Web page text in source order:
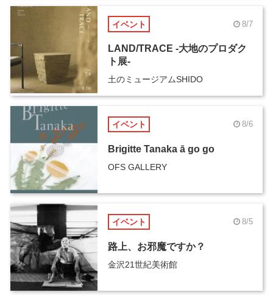
イベント 8/7
LAND/TRACE -大地のプロダク
ト展-
土のミュージアムSHIDO
イベント 8/6
Brigitte Tanaka ā go go
OFS GALLERY
イベント 8/5
路上、お邪魔ですか？
金沢21世紀美術館